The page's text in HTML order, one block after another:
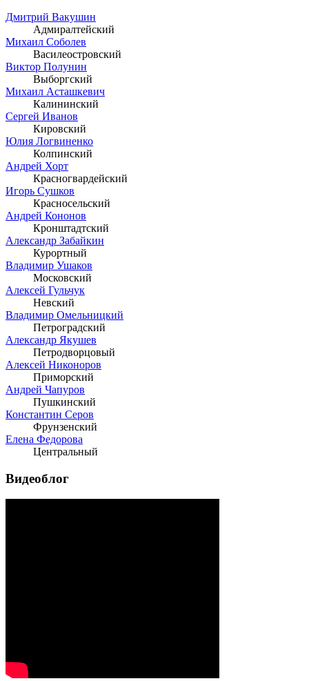
Дмитрий Вакушин
Адмиралтейский
Михаил Соболев
Василеостровский
Виктор Полунин
Выборгский
Михаил Асташкевич
Калининский
Сергей Иванов
Кировский
Юлия Логвиненко
Колпинский
Андрей Хорт
Красногвардейский
Игорь Сушков
Красносельский
Андрей Кононов
Кронштадтский
Александр Забайкин
Курортный
Владимир Ушаков
Московский
Алексей Гульчук
Невский
Владимир Омельницкий
Петроградский
Александр Якушев
Петродворцовый
Алексей Никоноров
Приморский
Андрей Чапуров
Пушкинский
Константин Серов
Фрунзенский
Елена Федорова
Центральный
Видеоблог